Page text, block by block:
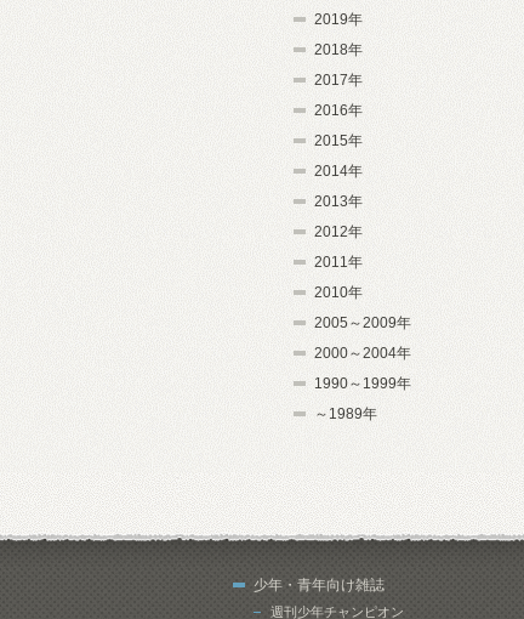
2019年
2018年
2017年
2016年
2015年
2014年
2013年
2012年
2011年
2010年
2005～2009年
2000～2004年
1990～1999年
～1989年
少年・青年向け雑誌
週刊少年チャンピオン